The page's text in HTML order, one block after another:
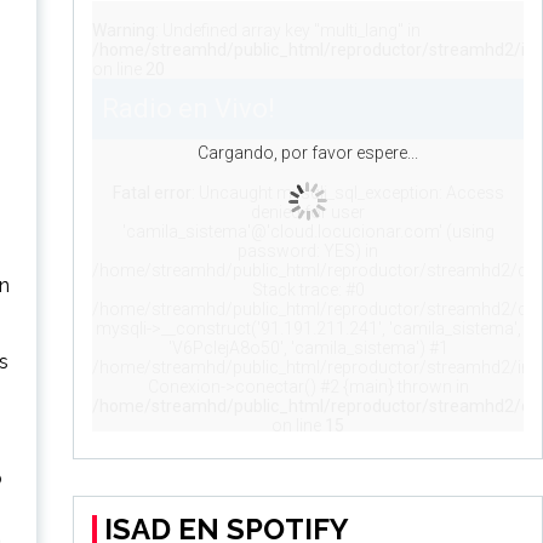
ISAD EN SPOTIFY